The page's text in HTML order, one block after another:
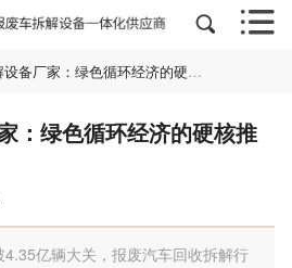
 
备厂家：绿色循环经济的硬核推手
：绿色循环经济的硬核推
亿辆大关，报废汽车回收拆解行